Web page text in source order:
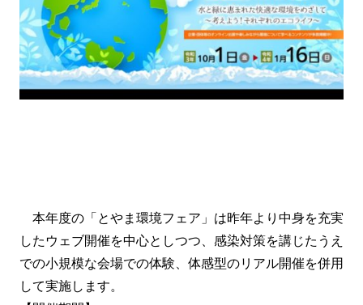
本年度の「とやま環境フェア」は昨年より中身を充実
したウェブ開催を中心としつつ、感染対策を講じたうえ
での小規模な会場での体験、体感型のリアル開催を併用
して実施します。